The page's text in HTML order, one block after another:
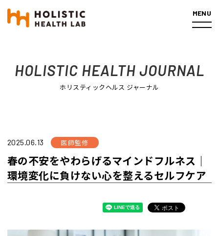
MENU
ホーム 医師監修
春の不安をやわらげるマインドフルネス｜
HOLISTIC HEALTH JOURNAL
ホリスティックヘルス ジャーナル
2025.06.13 医師監修
春の不安をやわらげるマインドフルネス｜
環境変化に負けない心を整えるセルフケア